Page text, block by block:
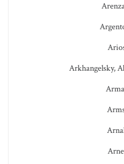
Arkhangelsky,